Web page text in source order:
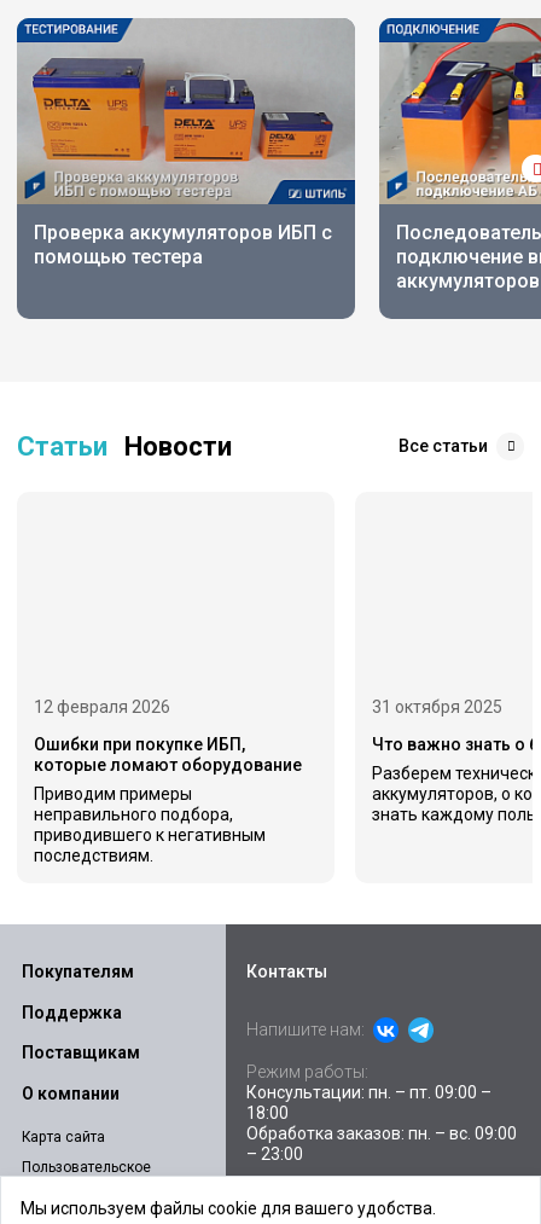
Проверка аккумуляторов ИБП с
помощью тестера
подключение
Статьи Новости Все статьи
12 февраля 2026
Ошибки при покупке ИБП,
которые ломают оборудование
Приводим примеры
неправильного подбора,
приводившего к негативным
последствиям.
31 октября 2025
Что важно знать о
Разберем
аккумуляторов, о
знать каждому
Покупателям
Поддержка
Поставщикам
О компании
Карта сайта
Пользовательское
Политика
Контакты
Напишите нам:
Режим работы:
Консультации: пн. – пт. 09:00 –
18:00
Обработка заказов: пн. – вс. 09:00
– 23:00
Мы используем файлы cookie для вашего удобства.